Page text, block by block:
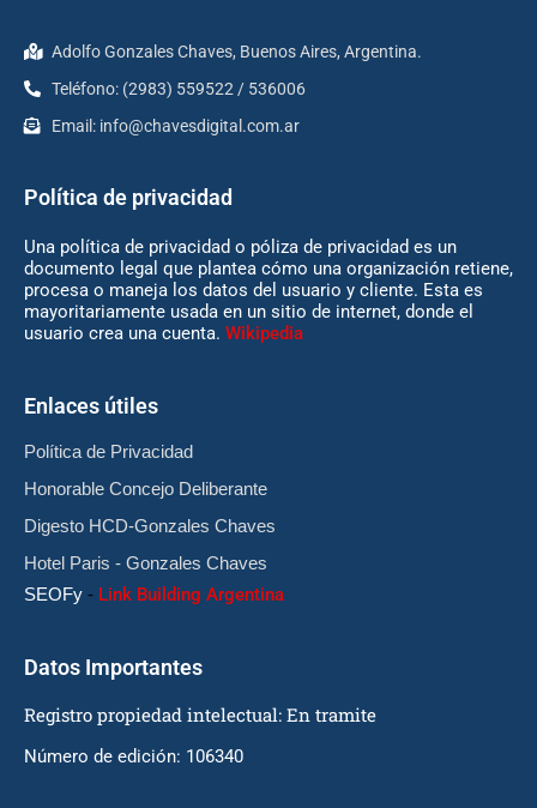
Adolfo Gonzales Chaves, Buenos Aires, Argentina.
Teléfono: (2983) 559522 / 536006
Email: info@chavesdigital.com.ar
Política de privacidad
Una política de privacidad o póliza de privacidad es un
documento legal que plantea cómo una organización retiene,
procesa o maneja los datos del usuario y cliente. Esta es
mayoritariamente usada en un sitio de internet, donde el
usuario crea una cuenta. Wikipedia
Enlaces útiles
Política de Privacidad
Honorable Concejo Deliberante
Digesto HCD-Gonzales Chaves
Hotel Paris - Gonzales Chaves
SEOFy - Link Building Argentina
Datos Importantes
Registro propiedad intelectual: En tramite
Número de edición: 106340